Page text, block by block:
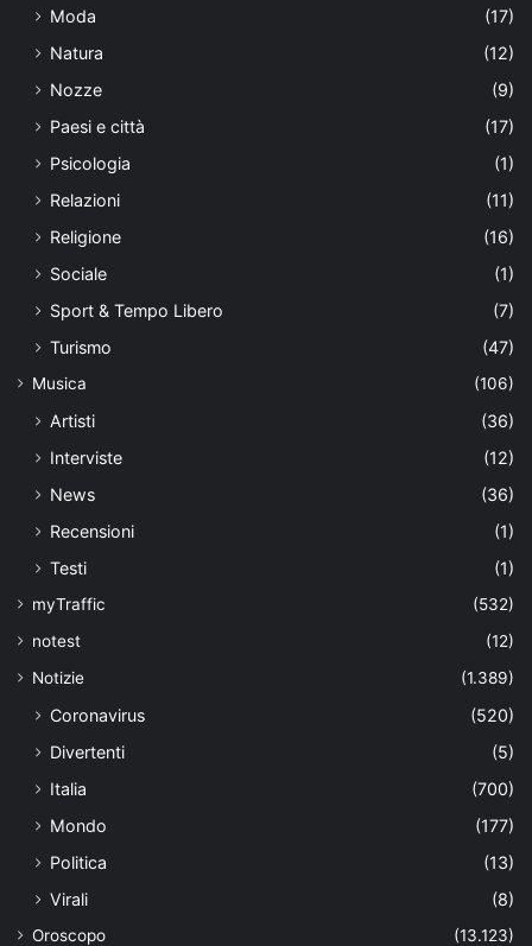
Moda
(17)
Natura
(12)
Nozze
(9)
Paesi e città
(17)
Psicologia
(1)
Relazioni
(11)
Religione
(16)
Sociale
(1)
Sport & Tempo Libero
(7)
Turismo
(47)
Musica (106)
Artisti
(36)
Interviste
(12)
News
(36)
Recensioni
(1)
Testi
(1)
myTraffic
(532)
notest
(12)
Notizie
(1.389)
Coronavirus
(520)
Divertenti
(5)
Italia
(700)
Mondo
(177)
Politica
(13)
Virali
(8)
Oroscopo (13.123)